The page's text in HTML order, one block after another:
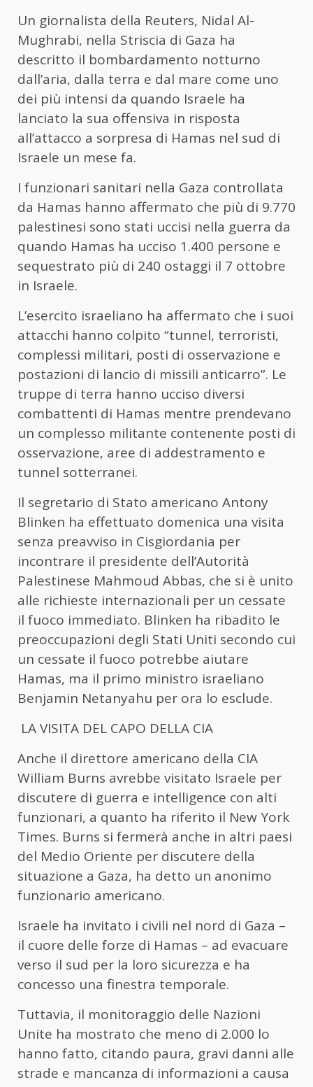
Un giornalista della Reuters, Nidal Al-
Mughrabi, nella Striscia di Gaza ha
descritto il bombardamento notturno
dall’aria, dalla terra e dal mare come uno
dei più intensi da quando Israele ha
lanciato la sua offensiva in risposta
all’attacco a sorpresa di Hamas nel sud di
Israele un mese fa.
I funzionari sanitari nella Gaza controllata
da Hamas hanno affermato che più di 9.770
palestinesi sono stati uccisi nella guerra da
quando Hamas ha ucciso 1.400 persone e
sequestrato più di 240 ostaggi il 7 ottobre
in Israele.
L’esercito israeliano ha affermato che i suoi
attacchi hanno colpito “tunnel, terroristi,
complessi militari, posti di osservazione e
postazioni di lancio di missili anticarro”. Le
truppe di terra hanno ucciso diversi
combattenti di Hamas mentre prendevano
un complesso militante contenente posti di
osservazione, aree di addestramento e
tunnel sotterranei.
Il segretario di Stato americano Antony
Blinken ha effettuato domenica una visita
senza preavviso in Cisgiordania per
incontrare il presidente dell’Autorità
Palestinese Mahmoud Abbas, che si è unito
alle richieste internazionali per un cessate
il fuoco immediato. Blinken ha ribadito le
preoccupazioni degli Stati Uniti secondo cui
un cessate il fuoco potrebbe aiutare
Hamas, ma il primo ministro israeliano
Benjamin Netanyahu per ora lo esclude.
LA VISITA DEL CAPO DELLA CIA
Anche il direttore americano della CIA
William Burns avrebbe visitato Israele per
discutere di guerra e intelligence con alti
funzionari, a quanto ha riferito il New York
Times. Burns si fermerà anche in altri paesi
del Medio Oriente per discutere della
situazione a Gaza, ha detto un anonimo
funzionario americano.
Israele ha invitato i civili nel nord di Gaza –
il cuore delle forze di Hamas – ad evacuare
verso il sud per la loro sicurezza e ha
concesso una finestra temporale.
Tuttavia, il monitoraggio delle Nazioni
Unite ha mostrato che meno di 2.000 lo
hanno fatto, citando paura, gravi danni alle
strade e mancanza di informazioni a causa